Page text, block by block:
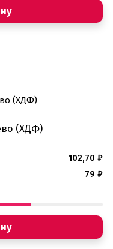
(ХДФ)
102,70 ₽
79 ₽